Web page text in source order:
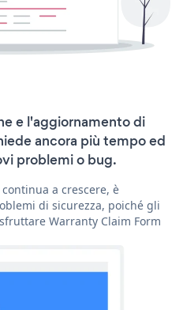
e l'aggiornamento di
ancora più tempo ed
problemi o bug.
a crescere, è
di sicurezza, poiché gli
Warranty Claim Form